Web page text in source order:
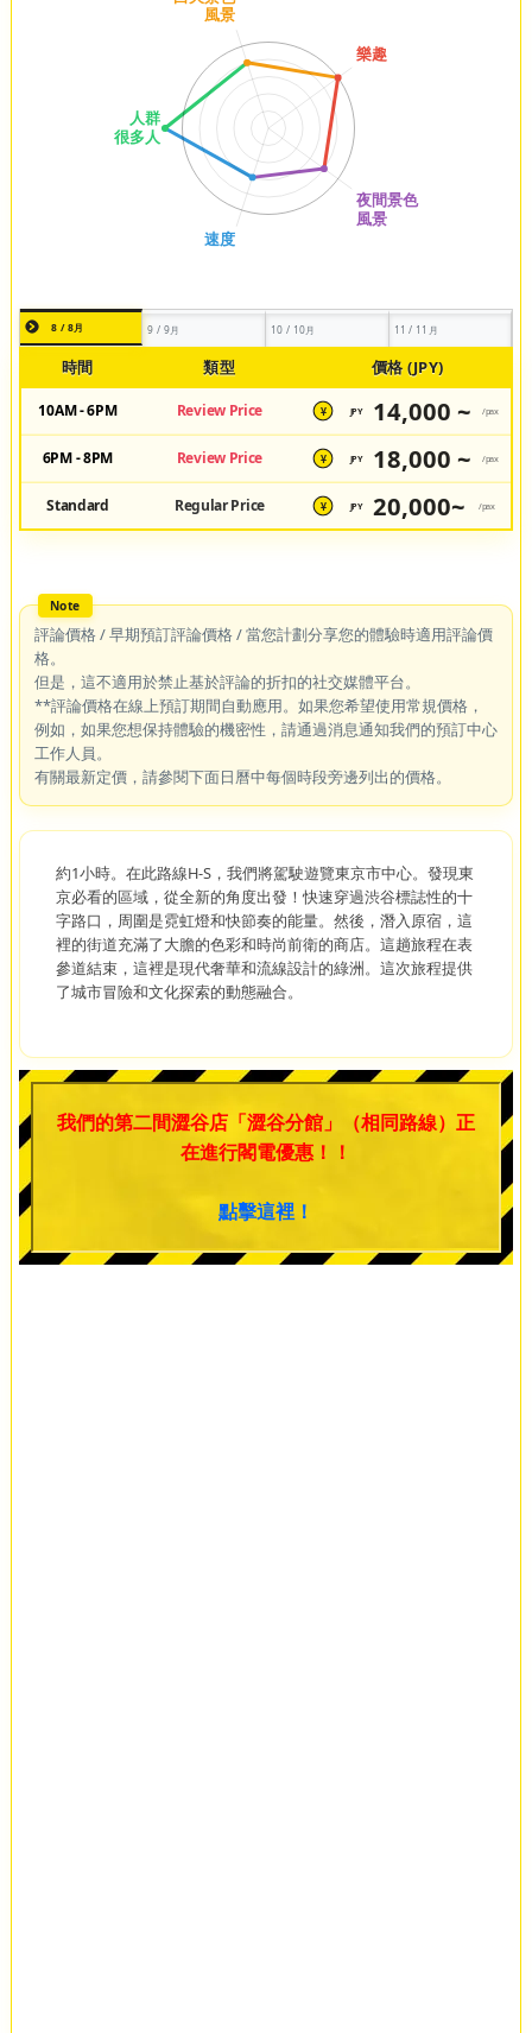
8 / 8月 9 / 9月 10 / 10月 11 / 11月
時間 類型 價格 (JPY)
10AM - 6PM Review Price ¥ JPY 14,000 ~ /pax
6PM - 8PM Review Price ¥ JPY 18,000 ~ /pax
Standard Regular Price ¥ JPY 20,000~ /pax
評論價格 / 早期預訂評論價格 / 當您計劃分享您的體驗時適用評論價
格。
但是，這不適用於禁止基於評論的折扣的社交媒體平台。
**評論價格在線上預訂期間自動應用。如果您希望使用常規價格，
例如，如果您想保持體驗的機密性，請通過消息通知我們的預訂中心
工作人員。
有關最新定價，請參閱下面日曆中每個時段旁邊列出的價格。
約1小時。在此路線H-S，我們將駕駛遊覽東京市中心。發現東
京必看的區域，從全新的角度出發！快速穿過渋谷標誌性的十
字路口，周圍是霓虹燈和快節奏的能量。然後，潛入原宿，這
裡的街道充滿了大膽的色彩和時尚前衛的商店。這趟旅程在表
參道結束，這裡是現代奢華和流線設計的綠洲。這次旅程提供
了城市冒險和文化探索的動態融合。
我們的第二間澀谷店「澀谷分館」（相同路線）正
在進行閣電優惠！！
點擊這裡！